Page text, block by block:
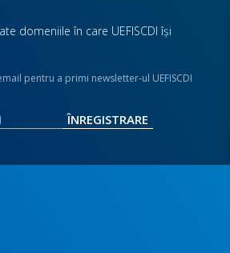
domeniile în care UEFISCDI îşi
pentru a primi newsletter-ul UEFISCDI